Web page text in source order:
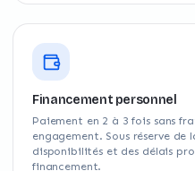
Financement personnel
Paiement en 2 à 3 fois sans
engagement. Sous réserve de
disponibilités et des délais
financement.